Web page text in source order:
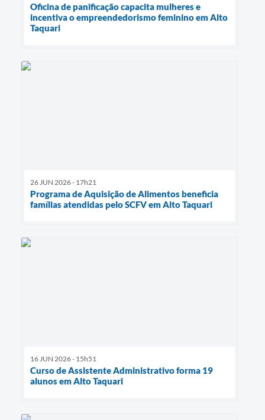
Oficina de panificação capacita mulheres e
incentiva o empreendedorismo feminino em Alto
Taquari
26 JUN 2026 - 17h21
Programa de Aquisição de Alimentos beneficia
famílias atendidas pelo SCFV em Alto Taquari
16 JUN 2026 - 15h51
Curso de Assistente Administrativo forma 19
alunos em Alto Taquari